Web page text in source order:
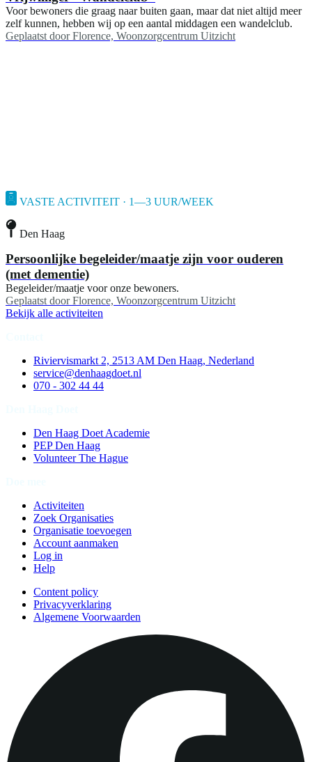
Voor bewoners die graag naar buiten gaan, maar dat niet altijd meer
zelf kunnen, hebben wij op een aantal middagen een wandelclub.
Geplaatst door Florence, Woonzorgcentrum Uitzicht
VASTE ACTIVITEIT · 1—3 UUR/WEEK
Den Haag
Persoonlijke begeleider/maatje zijn voor ouderen
(met dementie)
Begeleider/maatje voor onze bewoners.
Geplaatst door Florence, Woonzorgcentrum Uitzicht
Bekijk alle activiteiten
Riviervismarkt 2, 2513 AM Den Haag, Nederland
service@denhaagdoet.nl
070 - 302 44 44
Den Haag Doet Academie
PEP Den Haag
Volunteer The Hague
Activiteiten
Zoek Organisaties
Organisatie toevoegen
Account aanmaken
Log in
Help
Content policy
Privacyverklaring
Algemene Voorwaarden